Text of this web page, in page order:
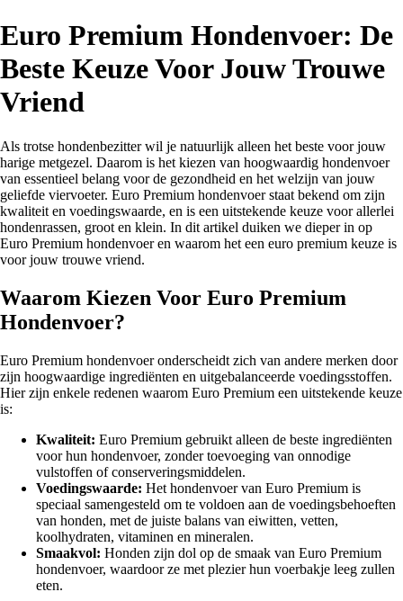
Euro Premium Hondenvoer: De
Beste Keuze Voor Jouw Trouwe
Vriend
Als trotse hondenbezitter wil je natuurlijk alleen het beste voor jouw
harige metgezel. Daarom is het kiezen van hoogwaardig hondenvoer
van essentieel belang voor de gezondheid en het welzijn van jouw
geliefde viervoeter. Euro Premium hondenvoer staat bekend om zijn
kwaliteit en voedingswaarde, en is een uitstekende keuze voor allerlei
hondenrassen, groot en klein. In dit artikel duiken we dieper in op
Euro Premium hondenvoer en waarom het een euro premium keuze is
voor jouw trouwe vriend.
Waarom Kiezen Voor Euro Premium
Hondenvoer?
Euro Premium hondenvoer onderscheidt zich van andere merken door
zijn hoogwaardige ingrediënten en uitgebalanceerde voedingsstoffen.
Hier zijn enkele redenen waarom Euro Premium een uitstekende keuze
is:
Kwaliteit: Euro Premium gebruikt alleen de beste ingrediënten
voor hun hondenvoer, zonder toevoeging van onnodige
vulstoffen of conserveringsmiddelen.
Voedingswaarde: Het hondenvoer van Euro Premium is
speciaal samengesteld om te voldoen aan de voedingsbehoeften
van honden, met de juiste balans van eiwitten, vetten,
koolhydraten, vitaminen en mineralen.
Smaakvol: Honden zijn dol op de smaak van Euro Premium
hondenvoer, waardoor ze met plezier hun voerbakje leeg zullen
eten.